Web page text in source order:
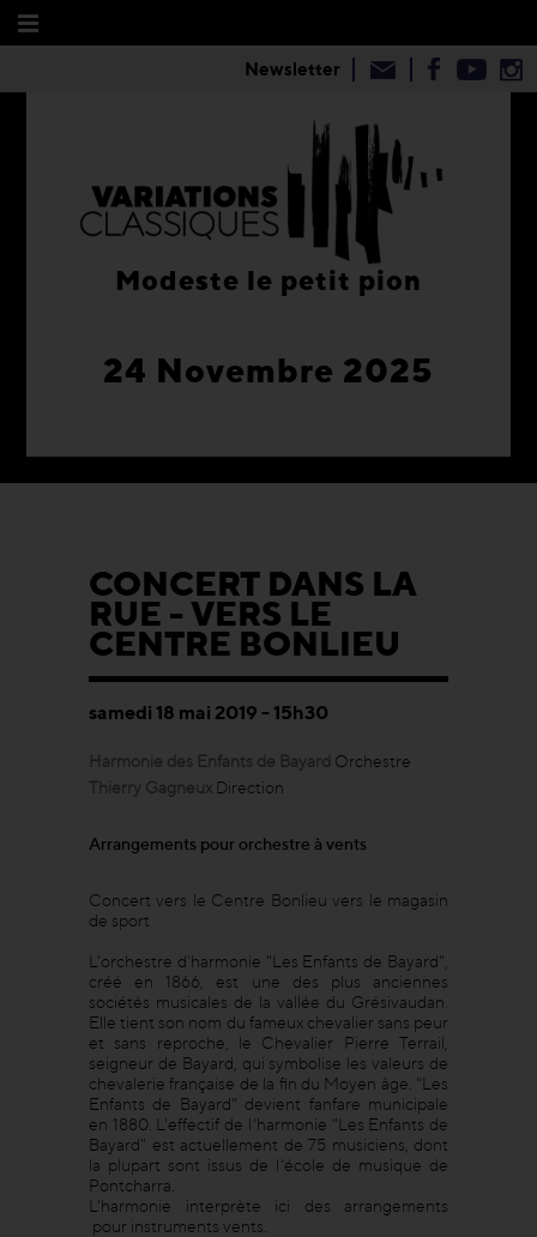
24 Novembre 2025
Modeste le petit pion
Newsletter
CONCERT DANS LA
RUE - VERS LE
CENTRE BONLIEU
samedi 18 mai 2019 - 15h30
Harmonie des Enfants de Bayard Orchestre
Thierry Gagneux Direction
Arrangements pour orchestre à vents
Concert vers le Centre Bonlieu vers le magasin
de sport
L'orchestre d'harmonie "Les Enfants de Bayard",
créé en 1866, est une des plus anciennes
sociétés musicales de la vallée du Grésivaudan.
Elle tient son nom du fameux chevalier sans peur
et sans reproche, le Chevalier Pierre Terrail,
seigneur de Bayard, qui symbolise les valeurs de
chevalerie française de la fin du Moyen âge. "Les
Enfants de Bayard" devient fanfare municipale
en 1880. L'effectif de l'harmonie "Les Enfants de
Bayard" est actuellement de 75 musiciens, dont
la plupart sont issus de l'école de musique de
Pontcharra.
L'harmonie interprète ici des arrangements
pour instruments vents.